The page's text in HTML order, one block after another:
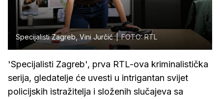
Specijalisti Zagreb, Vini Jurčić FOTO: RTL
'Specijalisti Zagreb', prva RTL-ova kriminalistička
serija, gledatelje će uvesti u intrigantan svijet
policijskih istražitelja i složenih slučajeva sa